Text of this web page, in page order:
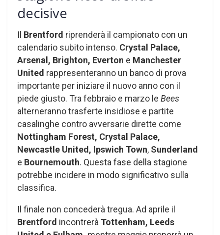
decisive
Il Brentford riprenderà il campionato con un
calendario subito intenso. Crystal Palace,
Arsenal, Brighton, Everton e Manchester
United rappresenteranno un banco di prova
importante per iniziare il nuovo anno con il
piede giusto. Tra febbraio e marzo le Bees
alterneranno trasferte insidiose e partite
casalinghe contro avversarie dirette come
Nottingham Forest, Crystal Palace,
Newcastle United, Ipswich Town, Sunderland
e Bournemouth. Questa fase della stagione
potrebbe incidere in modo significativo sulla
classifica.
Il finale non concederà tregua. Ad aprile il
Brentford incontrerà Tottenham, Leeds